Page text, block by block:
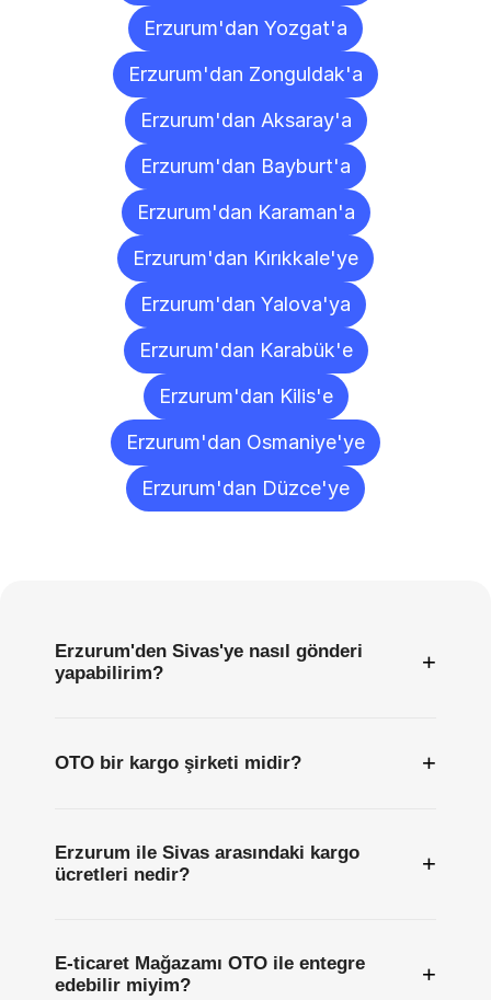
Erzurum'dan Yozgat'a
Erzurum'dan Zonguldak'a
Erzurum'dan Aksaray'a
Erzurum'dan Bayburt'a
Erzurum'dan Karaman'a
Erzurum'dan Kırıkkale'ye
Erzurum'dan Yalova'ya
Erzurum'dan Karabük'e
Erzurum'dan Kilis'e
Erzurum'dan Osmaniye'ye
Erzurum'dan Düzce'ye
Erzurum'den Sivas'ye nasıl gönderi
yapabilirim?
+
OTO bir kargo şirketi midir? +
Erzurum ile Sivas arasındaki kargo
ücretleri nedir?
+
E-ticaret Mağazamı OTO ile entegre
edebilir miyim?
+